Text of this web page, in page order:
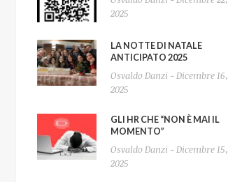
2025
LA NOTTE DI NATALE
ANTICIPATO 2025
Osvaldo Danzi - Dicembre 16,
2025
GLI HR CHE “NON È MAI IL
MOMENTO”
Osvaldo Danzi - Dicembre 15,
2025